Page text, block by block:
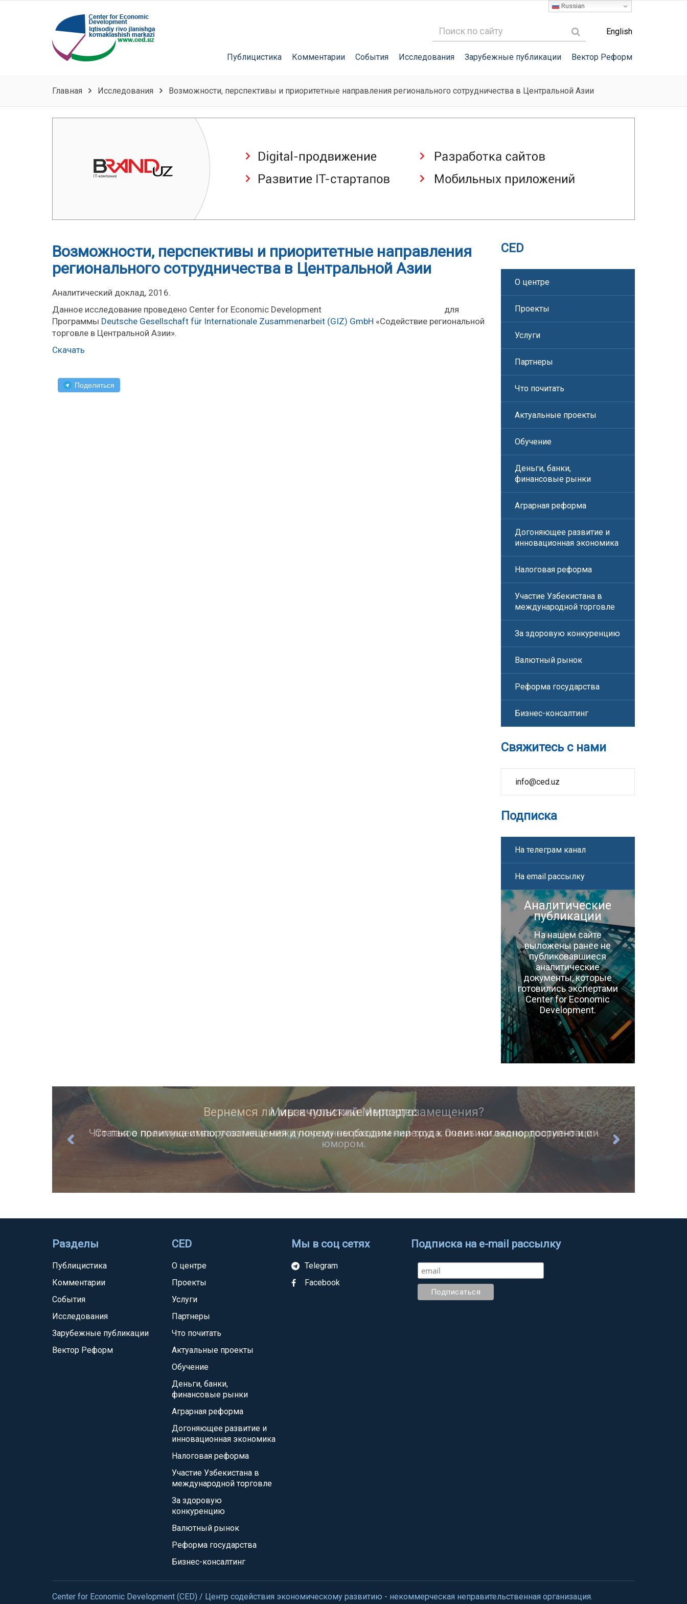
English
Публицистика Комментарии События Исследования Зарубежные публикации Вектор Реформ
Главная Исследования Bозможности, перспективы и приоритетные направления регионального сотрудничества в Центральной Азии
Bозможности, перспективы и приоритетные направления
регионального сотрудничества в Центральной Азии
Аналитический доклад, 2016.
Данное исследование проведено Center for Economic Development для
Программы Deutsche Gesellschaft für Internationale Zusammenarbeit (GIZ) GmbH «Содействие региональной
торговле в Центральной Азии».
Скачать
Поделиться
CED
О центре
Проекты
Услуги
Партнеры
Что почитать
Актуальные проекты
Обучение
Деньги, банки,
финансовые рынки
Аграрная реформа
Догоняющее развитие и
инновационная экономика
Налоговая реформа
Участие Узбекистана в
международной торговле
За здоровую конкуренцию
Валютный рынок
Реформа государства
Бизнес-консалтинг
Свяжитесь с нами
info@ced.uz
Подписка
На телеграм канал
На email рассылку
Аналитические
публикации
На нашем сайте
выложены ранее не
публиковавшиеся
аналитические
документы, которые
готовились экспертами
Center for Economic
Development.
Мирзачульский Мерседес
Статья о преимуществах участия в международном разделении труда. Очень наглядно, доступно и с
юмором.
Разделы
Публицистика
Комментарии
События
Исследования
Зарубежные публикации
Вектор Реформ
CED
О центре
Проекты
Услуги
Партнеры
Что почитать
Актуальные проекты
Обучение
Деньги, банки,
финансовые рынки
Аграрная реформа
Догоняющее развитие и
инновационная экономика
Налоговая реформа
Участие Узбекистана в
международной торговле
За здоровую
конкуренцию
Валютный рынок
Реформа государства
Бизнес-консалтинг
Мы в соц сетях
Telegram
Facebook
Подписка на e-mail рассылку
Center for Economic Development (CED) / Центр содействия экономическому развитию - некоммерческая неправительственная организация.
Russian